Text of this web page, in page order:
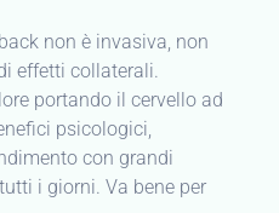
non è invasiva, non
effetti collaterali.
portando il cervello ad
psicologici,
con grandi
i giorni. Va bene per